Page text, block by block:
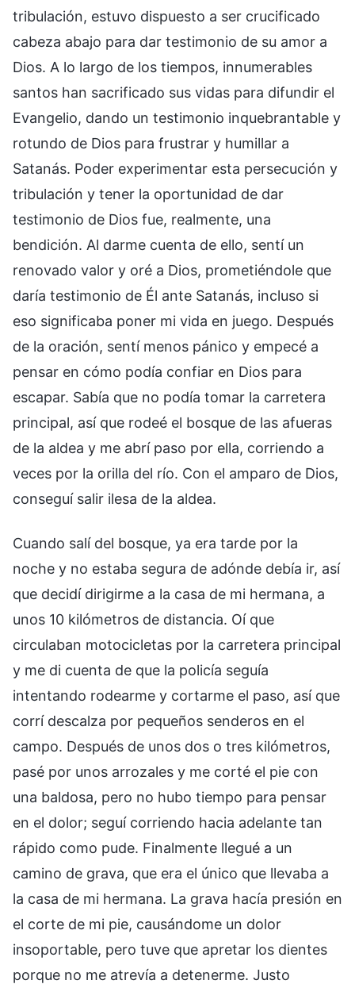
tribulación, estuvo dispuesto a ser crucificado
cabeza abajo para dar testimonio de su amor a
Dios. A lo largo de los tiempos, innumerables
santos han sacrificado sus vidas para difundir el
Evangelio, dando un testimonio inquebrantable y
rotundo de Dios para frustrar y humillar a
Satanás. Poder experimentar esta persecución y
tribulación y tener la oportunidad de dar
testimonio de Dios fue, realmente, una
bendición. Al darme cuenta de ello, sentí un
renovado valor y oré a Dios, prometiéndole que
daría testimonio de Él ante Satanás, incluso si
eso significaba poner mi vida en juego. Después
de la oración, sentí menos pánico y empecé a
pensar en cómo podía confiar en Dios para
escapar. Sabía que no podía tomar la carretera
principal, así que rodeé el bosque de las afueras
de la aldea y me abrí paso por ella, corriendo a
veces por la orilla del río. Con el amparo de Dios,
conseguí salir ilesa de la aldea.
Cuando salí del bosque, ya era tarde por la
noche y no estaba segura de adónde debía ir, así
que decidí dirigirme a la casa de mi hermana, a
unos 10 kilómetros de distancia. Oí que
circulaban motocicletas por la carretera principal
y me di cuenta de que la policía seguía
intentando rodearme y cortarme el paso, así que
corrí descalza por pequeños senderos en el
campo. Después de unos dos o tres kilómetros,
pasé por unos arrozales y me corté el pie con
una baldosa, pero no hubo tiempo para pensar
en el dolor; seguí corriendo hacia adelante tan
rápido como pude. Finalmente llegué a un
camino de grava, que era el único que llevaba a
la casa de mi hermana. La grava hacía presión en
el corte de mi pie, causándome un dolor
insoportable, pero tuve que apretar los dientes
porque no me atrevía a detenerme. Justo